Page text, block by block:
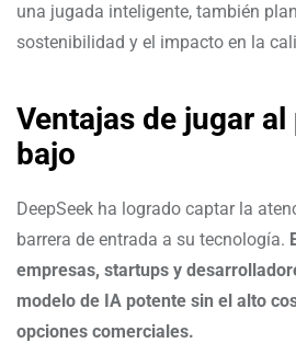
una jugada inteligente, también
sostenibilidad y el impacto en la
Ventajas de jugar
bajo
DeepSeek ha logrado captar la
barrera de entrada a su tecnología.
empresas, startups y
modelo de IA potente sin el alto
opciones comerciales.